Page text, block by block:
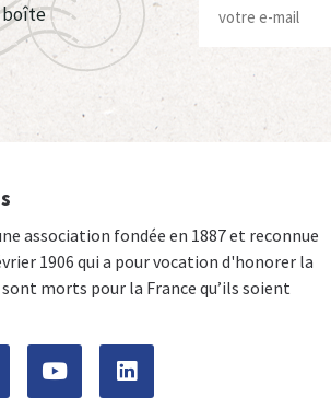
boîte
association fondée en 1887 et reconnue
1906 qui a pour vocation d'honorer la
morts pour la France qu’ils soient